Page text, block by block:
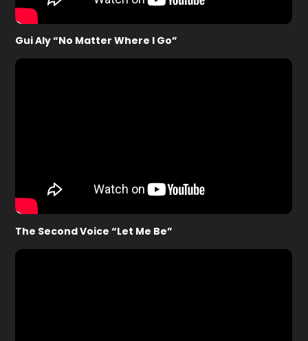
Gui Aly “No Matter Where I Go”
The Second Voice “Let Me Be”